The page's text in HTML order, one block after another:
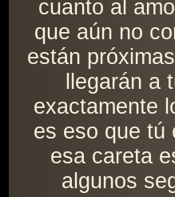
cuanto al
que aún no
están
llegarán a
exactamente
es eso que tú
esa careta
algunos